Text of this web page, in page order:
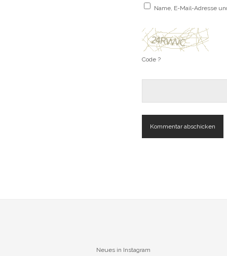
Name, E-Mail-Adresse
Code ?
Neues in Instagram